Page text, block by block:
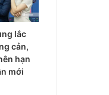
lắc
cản,
hạn
mới